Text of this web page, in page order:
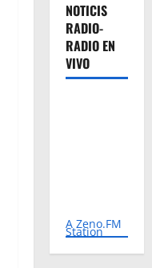
NOTICIS
RADIO-
RADIO EN
VIVO
A Zeno.FM
Station